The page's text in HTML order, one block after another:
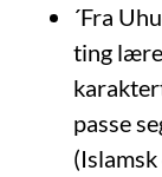
´Fra
ting
passe